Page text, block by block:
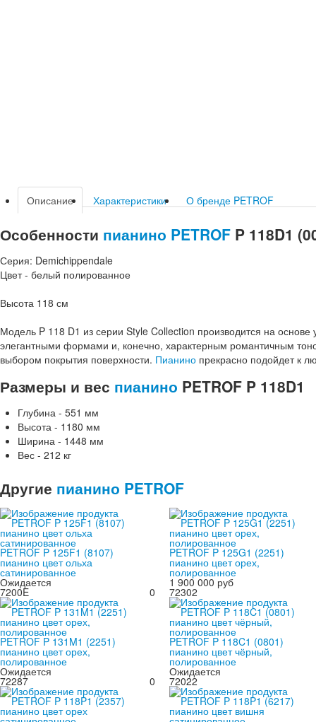
Описание Характеристики О бренде PETROF
Особенности пианино PETROF P 118D1
Серия: Demichippendale
Цвет - белый полированное
Высота 118 см
Модель P 118 D1 из серии Style Collection производится на
элегантными формами и, конечно, характерным романтичным
выбором покрытия поверхности. Пианино прекрасно подойдет к
Размеры и вес пианино PETROF P 118D1
Глубина - 551 мм
Высота - 1180 мм
Ширина - 1448 мм
Вес - 212 кг
Другие пианино PETROF
PETROF P 125F1 (8107)
пианино цвет ольха
сатинированное
Ожидается
0
7200E
PETROF P 125G1 (2251)
пианино цвет орех,
полированное
1 900 000 руб
72302
PETROF P 131M1 (2251)
пианино цвет орех,
полированное
Ожидается
0
72287
PETROF P 118C1 (0801)
пианино цвет чёрный,
полированное
Ожидается
72022